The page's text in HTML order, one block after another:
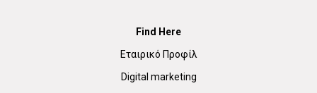
Find Here
Εταιρικό Προφίλ
Digital marketing